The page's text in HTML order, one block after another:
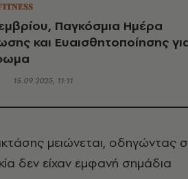
Παγκόσμια Ημέρα
και Eυαισθητοποίησης
15.09.2023, 11:11
μειώνεται, οδηγώντας
δεν είχαν εμφανή σημάδια